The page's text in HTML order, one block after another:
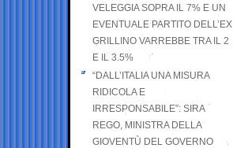
VELEGGIA SOPRA IL 7% E UN
EVENTUALE PARTITO DELL’EX
GRILLINO VARREBBE TRA IL 2
E IL 3.5%
“DALL’ITALIA UNA MISURA
RIDICOLA E
IRRESPONSABILE”: SIRA
REGO, MINISTRA DELLA
GIOVENTÙ DEL GOVERNO